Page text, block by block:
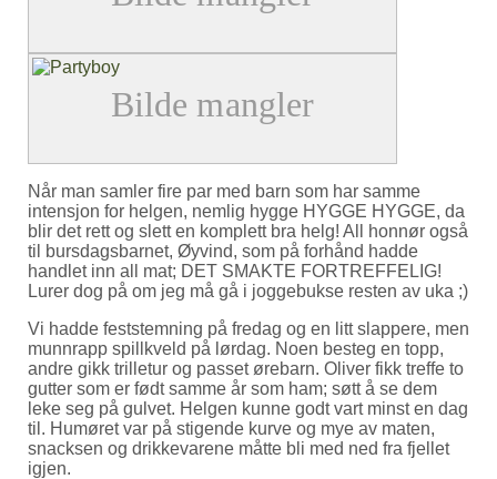
Når man samler fire par med barn som har samme
intensjon for helgen, nemlig hygge HYGGE HYGGE, da
blir det rett og slett en komplett bra helg! All honnør også
til bursdagsbarnet, Øyvind, som på forhånd hadde
handlet inn all mat; DET SMAKTE FORTREFFELIG!
Lurer dog på om jeg må gå i joggebukse resten av uka ;)
Vi hadde feststemning på fredag og en litt slappere, men
munnrapp spillkveld på lørdag. Noen besteg en topp,
andre gikk trilletur og passet ørebarn. Oliver fikk treffe to
gutter som er født samme år som ham; søtt å se dem
leke seg på gulvet. Helgen kunne godt vart minst en dag
til. Humøret var på stigende kurve og mye av maten,
snacksen og drikkevarene måtte bli med ned fra fjellet
igjen.